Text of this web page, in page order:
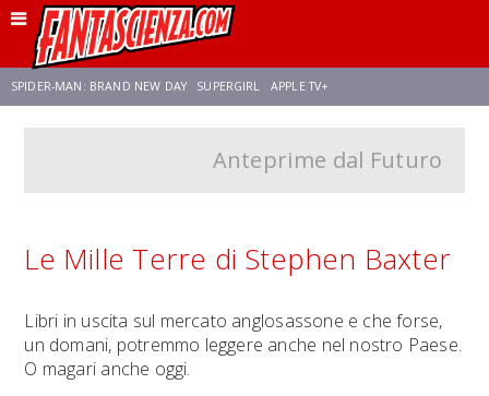
SPIDER-MAN: BRAND NEW DAY SUPERGIRL APPLE TV+
ZENDAYA STAR TREK AVENGERS: DOOMSDAY
Anteprime dal Futuro
Le Mille Terre di Stephen Baxter
Libri in uscita sul mercato anglosassone e che forse,
un domani, potremmo leggere anche nel nostro Paese.
O magari anche oggi.